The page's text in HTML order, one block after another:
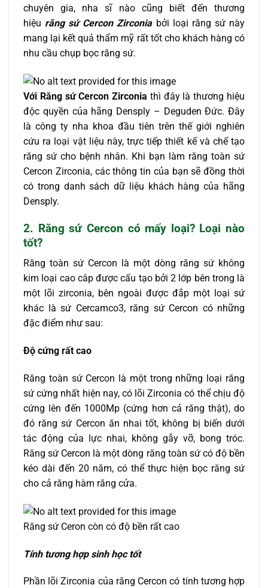
chuyên gia, nha sĩ nào cũng biết đến thương
hiệu răng sứ Cercon Zirconiabởi loại răng sứ này
mang lại kết quả thẩm mỹ rất tốt cho khách hàng có
nhu cầu chụp bọc răng sứ.
Với Răng sứ Cercon Zirconia thì đây là thương hiệu
độc quyền của hãng Densply – Deguden Đức. Đây
là công ty nha khoa đầu tiên trên thế giới nghiên
cứu ra loại vật liệu này, trực tiếp thiết kế và chế tạo
răng sứ cho bệnh nhân. Khi bạn làm răng toàn sứ
Cercon Zirconia, các thông tin của bạn sẽ đồng thời
có trong danh sách dữ liệu khách hàng của hãng
Densply.
2. Răng sứ Cercon có mấy loại? Loại nào
tốt?
Răng toàn sứ Cercon là một dòng răng sứ không
kim loại cao câp được cấu tạo bởi 2 lớp bên trong là
một lõi zirconia, bên ngoài được đắp một loại sứ
khác là sứ Cercamco3, răng sứ Cercon có những
đặc điểm như sau:
Độ cứng rất cao
Răng toàn sứ Cercon là một trong những loại răng
sứ cứng nhất hiện nay, có lõi Zirconia có thể chịu độ
cứng lên đến 1000Mp (cứng hơn cả răng thật), do
đó răng sứ Cercon ăn nhai tốt, không bị biến dưới
tác động của lực nhai, không gẫy vỡ, bong tróc.
Răng sứ Cercon là một dòng răng toàn sứ có độ bền
kéo dài đến 20 năm, có thể thực hiện bọc răng sứ
cho cả răng hàm răng cửa.
Răng sứ Ceron còn có độ bền rất cao
Tính tương hợp sinh học tốt
Phần lõi Zirconia của răng Cercon có tính tương hợp